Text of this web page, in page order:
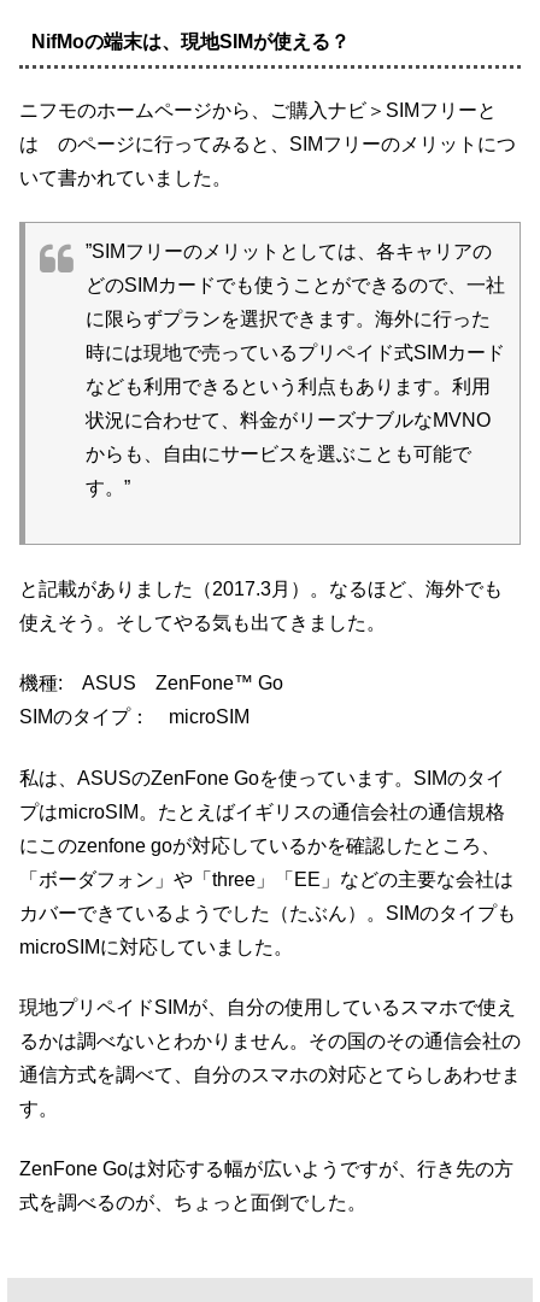
NifMoの端末は、現地SIMが使える？
ニフモのホームページから、ご購入ナビ＞SIMフリーと
は のページに行ってみると、SIMフリーのメリットにつ
いて書かれていました。
”SIMフリーのメリットとしては、各キャリアの
どのSIMカードでも使うことができるので、一社
に限らずプランを選択できます。海外に行った
時には現地で売っているプリペイド式SIMカード
なども利用できるという利点もあります。利用
状況に合わせて、料金がリーズナブルなMVNO
からも、自由にサービスを選ぶことも可能で
す。”
と記載がありました（2017.3月）。なるほど、海外でも
使えそう。そしてやる気も出てきました。
機種: ASUS ZenFone™ Go
SIMのタイプ： microSIM
私は、ASUSのZenFone Goを使っています。SIMのタイ
プはmicroSIM。たとえばイギリスの通信会社の通信規格
にこのzenfone goが対応しているかを確認したところ、
「ボーダフォン」や「three」「EE」などの主要な会社は
カバーできているようでした（たぶん）。SIMのタイプも
microSIMに対応していました。
現地プリペイドSIMが、自分の使用しているスマホで使え
るかは調べないとわかりません。その国のその通信会社の
通信方式を調べて、自分のスマホの対応とてらしあわせま
す。
ZenFone Goは対応する幅が広いようですが、行き先の方
式を調べるのが、ちょっと面倒でした。